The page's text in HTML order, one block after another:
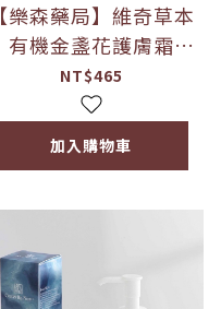
【樂森藥局】維奇草本
有機金盞花護膚霜
50g 2025/03 屁屁膏
乳液
NT$465
加入購物車